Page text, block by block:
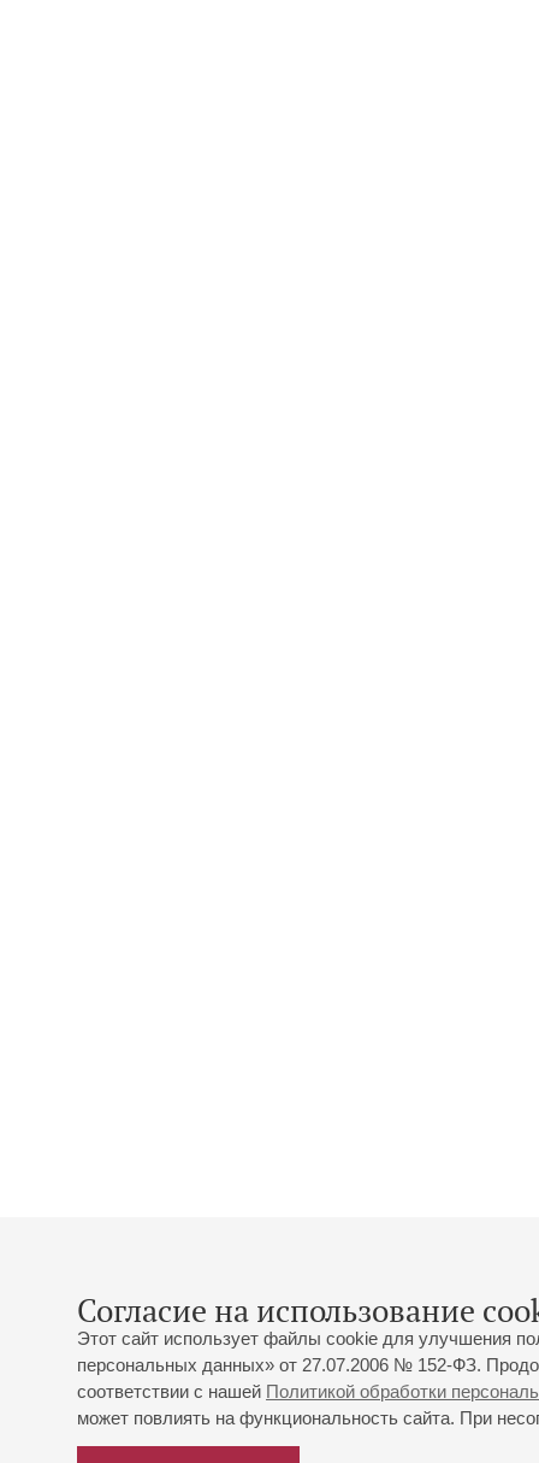
Согласие на использование
Этот сайт использует файлы cookie для улучшения
персональных данных» от 27.07.2006 № 152-ФЗ.
соответствии с нашей Политикой обработки
может повлиять на функциональность сайта. При